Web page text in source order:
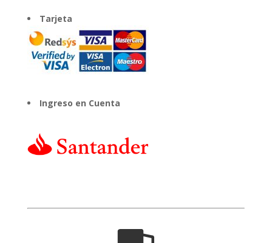
Tarjeta
Ingreso en Cuenta